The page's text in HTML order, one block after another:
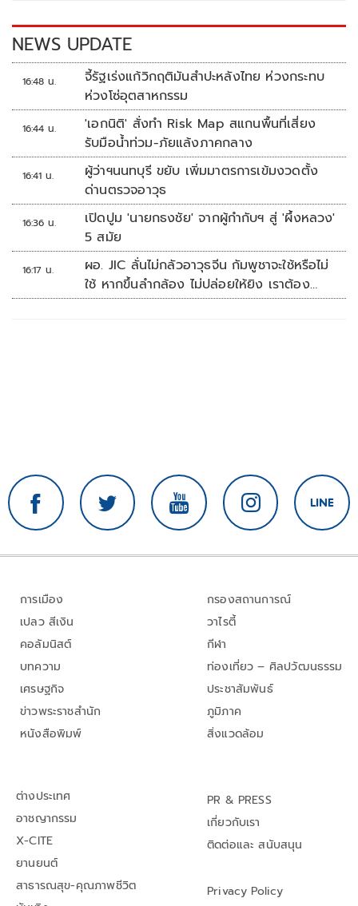
k k
NEWS UPDATE
16:48 น.
จี้รัฐเร่งแก้วิกฤติมันสำปะหลังไทย ห่วงกระทบ
ห่วงโซ่อุตสาหกรรม
16:44 น.
'เอกนิติ' สั่งทำ Risk Map สแกนพื้นที่เสี่ยง
รับมือน้ำท่วม-ภัยแล้งภาคกลาง
16:41 น.
ผู้ว่าฯนนทบุรี ขยับ เพิ่มมาตรการเข้มงวดตั้ง
ด่านตรวจอาวุธ
16:36 น.
เปิดปูม 'นายกธงชัย' จากผู้กำกับฯ สู่ 'ผึ้งหลวง'
5 สมัย
16:17 น.
ผอ. JIC ลั่นไม่กลัวอาวุธจีน กัมพูชาจะใช้หรือไม่
ใช้ หากขึ้นลำกล้อง ไม่ปล่อยให้ยิง เราต้อง
จัดการก่อน
การเมือง
เปลว สีเงิน
คอลัมนิสต์
บทความ
เศรษฐกิจ
ข่าวพระราชสำนัก
หนังสือพิมพ์
กรองสถานการณ์
วาไรตี้
กีฬา
ท่องเที่ยว – ศิลปวัฒนธรรม
ประชาสัมพันธ์
ภูมิภาค
สิ่งแวดล้อม
ต่างประเทศ
อาชญากรรม
X-CITE
ยานยนต์
สาธารณสุข-คุณภาพชีวิต
PR & PRESS
เกี่ยวกับเรา
ติดต่อและ สนับสนุน
Privacy Policy